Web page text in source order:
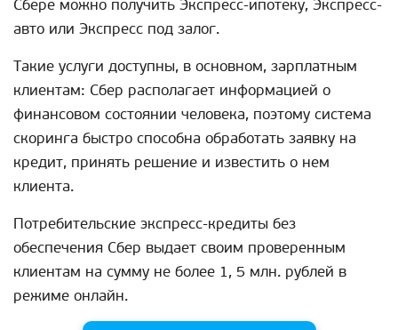
Сбере можно получить Экспресс-ипотеку, Экспресс-
авто или Экспресс под залог.
Такие услуги доступны, в основном, зарплатным
клиентам: Сбер располагает информацией о
финансовом состоянии человека, поэтому система
скоринга быстро способна обработать заявку на
кредит, принять решение и известить о нем
клиента.
Потребительские экспресс-кредиты без
обеспечения Сбер выдает своим проверенным
клиентам на сумму не более 1, 5 млн. рублей в
режиме онлайн.